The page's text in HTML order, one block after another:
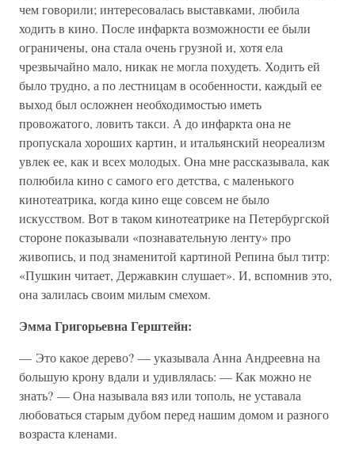
чем говорили; интересовалась выставками, любила
ходить в кино. После инфаркта возможности ее были
ограничены, она стала очень грузной и, хотя ела
чрезвычайно мало, никак не могла похудеть. Ходить ей
было трудно, а по лестницам в особенности, каждый ее
выход был осложнен необходимостью иметь
провожатого, ловить такси. А до инфаркта она не
пропускала хороших картин, и итальянский неореализм
увлек ее, как и всех молодых. Она мне рассказывала, как
полюбила кино с самого его детства, с маленького
кинотеатрика, когда кино еще совсем не было
искусством. Вот в таком кинотеатрике на Петербургской
стороне показывали «познавательную ленту» про
живопись, и под знаменитой картиной Репина был титр:
«Пушкин читает, Державкин слушает». И, вспомнив это,
она залилась своим милым смехом.
Эмма Григорьевна Герштейн:
— Это какое дерево? — указывала Анна Андреевна на
большую крону вдали и удивлялась: — Как можно не
знать? — Она называла вяз или тополь, не уставала
любоваться старым дубом перед нашим домом и разного
возраста кленами.